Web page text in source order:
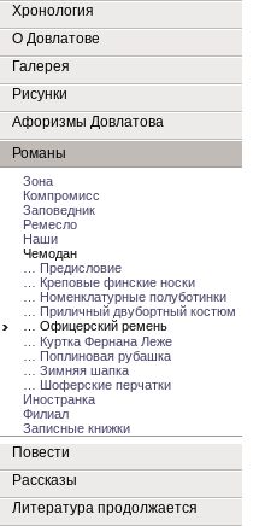
Хронология
О Довлатове
Галерея
Рисунки
Афоризмы Довлатова
Романы
Зона
Компромисс
Заповедник
Ремесло
Наши
Чемодан
… Предисловие
… Креповые финские носки
… Номенклатурные полуботинки
… Приличный двубортный костюм
… Офицерский ремень
… Куртка Фернана Леже
… Поплиновая рубашка
… Зимняя шапка
… Шоферские перчатки
Иностранка
Филиал
Записные книжки
Повести
Рассказы
Литература продолжается